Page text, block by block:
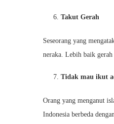
Takut Gerah
Seseorang yang
neraka. Lebih baik
Tidak mau ikut
Orang yang menganut
Indonesia berbeda